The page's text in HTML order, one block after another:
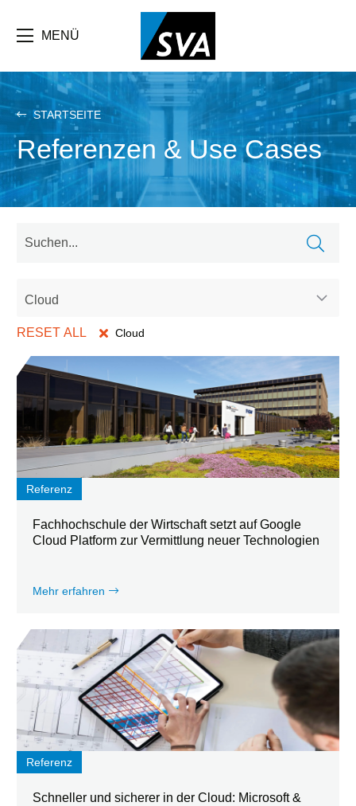
Inhalt
MENÜ
STARTSEITE
Referenzen & Use Cases
Cloud
Referenz
Fachhochschule der Wirtschaft setzt auf Google
Cloud Platform zur Vermittlung neuer Technologien
Mehr erfahren
Referenz
Schneller und sicherer in der Cloud: Microsoft &